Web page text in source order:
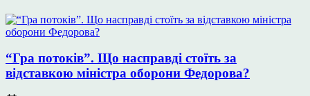
“Гра потоків”. Що насправді стоїть за
відставкою міністра оборони Федорова?